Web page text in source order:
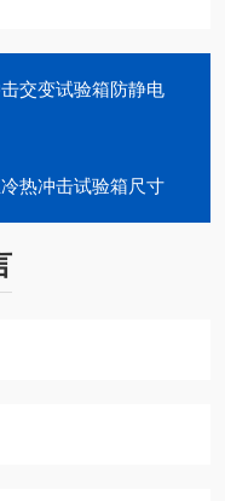
交变试验箱防静电
热冲击试验箱尺寸